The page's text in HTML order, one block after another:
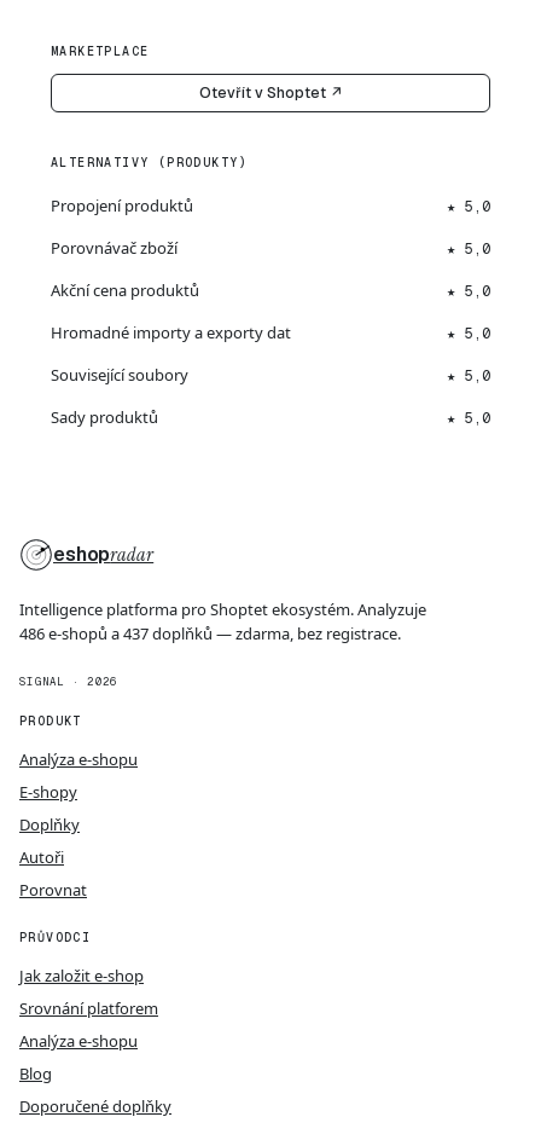
MARKETPLACE
Otevřít v Shoptet ↗
ALTERNATIVY (PRODUKTY)
Propojení produktů ★ 5,0
Porovnávač zboží ★ 5,0
Akční cena produktů ★ 5,0
Hromadné importy a exporty dat ★ 5,0
Související soubory ★ 5,0
Sady produktů ★ 5,0
eshopradar
Intelligence platforma pro Shoptet ekosystém. Analyzuje
486 e-shopů a 437 doplňků — zdarma, bez registrace.
SIGNAL · 2026
PRODUKT
Analýza e-shopu
E-shopy
Doplňky
Autoři
Porovnat
PRŮVODCI
Jak založit e-shop
Srovnání platforem
Analýza e-shopu
Blog
Doporučené doplňky